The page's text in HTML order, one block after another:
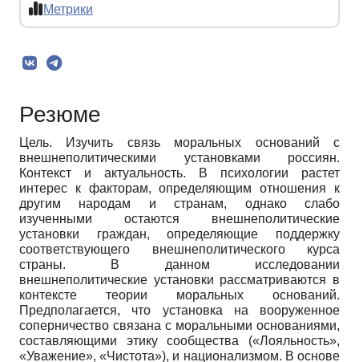
Метрики
Резюме
Цель. Изучить связь моральных оснований с
внешнеполитическими установками россиян.
Контекст и актуальность. В психологии растет
интерес к факторам, определяющим отношения к
другим народам и странам, однако слабо
изученными остаются внешнеполитические
установки граждан, определяющие поддержку
соответствующего внешнеполитического курса
страны. В данном исследовании
внешнеполитические установки рассматриваются в
контексте теории моральных оснований.
Предполагается, что установка на вооруженное
соперничество связана с моральными основаниями,
составляющими этику сообщества («Лояльность»,
«Уважение», «Чистота»), и национализмом. В основе